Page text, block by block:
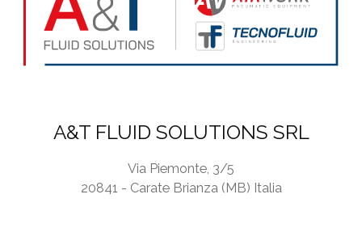
A&T FLUID SOLUTIONS SRL
Via Piemonte, 3/5
20841 - Carate Brianza (MB) Italia